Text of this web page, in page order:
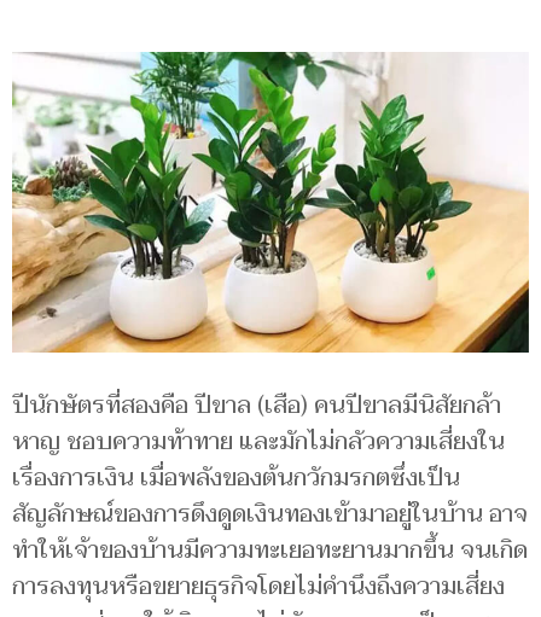
ปีนักษัตรที่สองคือ ปีขาล (เสือ) คนปีขาลมีนิสัยกล้า
หาญ ชอบความท้าทาย และมักไม่กลัวความเสี่ยงใน
เรื่องการเงิน เมื่อพลังของต้นกวักมรกตซึ่งเป็น
สัญลักษณ์ของการดึงดูดเงินทองเข้ามาอยู่ในบ้าน อาจ
ทำให้เจ้าของบ้านมีความทะเยอทะยานมากขึ้น จนเกิด
การลงทุนหรือขยายธุรกิจโดยไม่คำนึงถึงความเสี่ยง